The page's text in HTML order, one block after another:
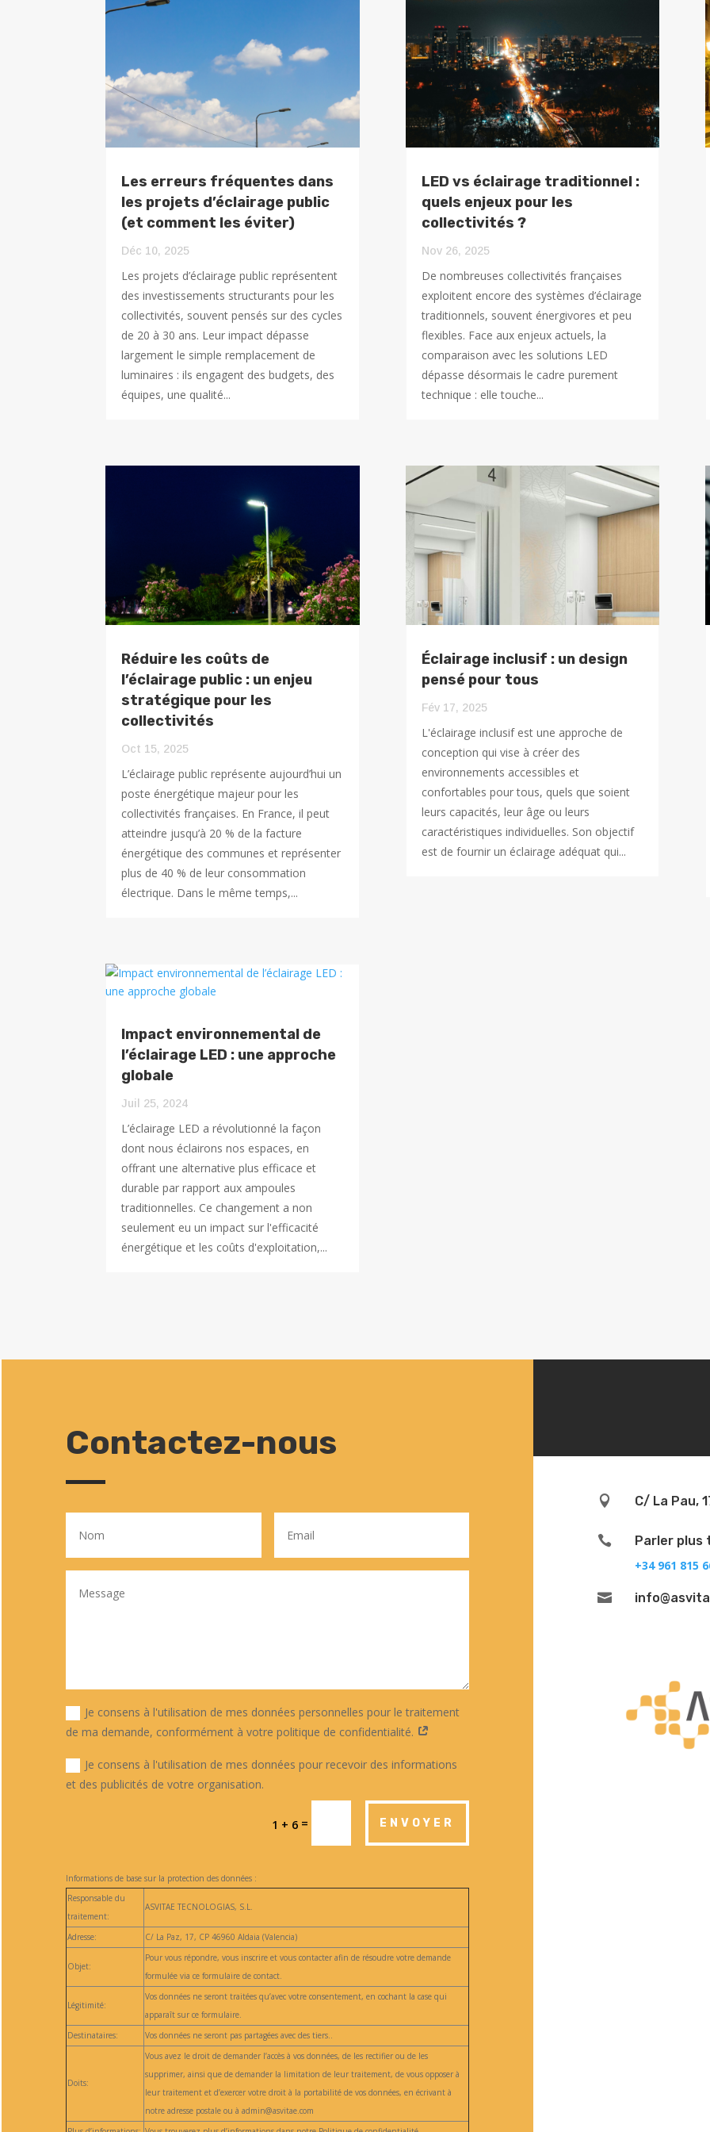
Les erreurs fréquentes dans
les projets d’éclairage public
(et comment les éviter)
Déc 10, 2025
Les projets d’éclairage public représentent
des investissements structurants pour les
collectivités, souvent pensés sur des cycles
de 20 à 30 ans. Leur impact dépasse
largement le simple remplacement de
luminaires : ils engagent des budgets, des
équipes, une qualité...
Réduire les coûts de
l’éclairage public : un enjeu
stratégique pour les
collectivités
Oct 15, 2025
L’éclairage public représente aujourd’hui un
poste énergétique majeur pour les
collectivités françaises. En France, il peut
atteindre jusqu’à 20 % de la facture
énergétique des communes et représenter
plus de 40 % de leur consommation
électrique. Dans le même temps,...
Impact environnemental de
l’éclairage LED : une approche
globale
Juil 25, 2024
L’éclairage LED a révolutionné la façon
dont nous éclairons nos espaces, en
offrant une alternative plus efficace et
durable par rapport aux ampoules
traditionnelles. Ce changement a non
seulement eu un impact sur l'efficacité
énergétique et les coûts d'exploitation,...
LED vs éclairage traditionnel :
quels enjeux pour les
collectivités ?
Nov 26, 2025
De nombreuses collectivités françaises
exploitent encore des systèmes d’éclairage
traditionnels, souvent énergivores et peu
flexibles. Face aux enjeux actuels, la
comparaison avec les solutions LED
dépasse désormais le cadre purement
technique : elle touche...
Éclairage inclusif : un design
pensé pour tous
Fév 17, 2025
L'éclairage inclusif est une approche de
conception qui vise à créer des
environnements accessibles et
confortables pour tous, quels que soient
leurs capacités, leur âge ou leurs
caractéristiques individuelles. Son objectif
est de fournir un éclairage adéquat qui...
Contactez-nous
Je consens à l'utilisation de mes données personnelles pour le traitement
de ma demande, conformément à votre politique de confidentialité.
Je consens à l'utilisation de mes données pour recevoir des informations
et des publicités de votre organisation.
1 + 6 = ENVOYER
Informations de base sur la protection des données :
Responsable du
traitement:
ASVITAE TECNOLOGIAS, S.L.
Adresse: C/ La Paz, 17, CP 46960 Aldaia (Valencia)
Objet:
Pour vous répondre, vous inscrire et vous contacter afin de résoudre votre demande
formulée via ce formulaire de contact.
Légitimité:
Vos données ne seront traitées qu’avec votre consentement, en cochant la case qui
apparaît sur ce formulaire.
Destinataires:
Vos données ne seront pas partagées avec des tiers..
Doits:
Vous avez le droit de demander l’accès à vos données, de les rectifier ou de les
supprimer, ainsi que de demander la limitation de leur traitement, de vous opposer à
leur traitement et d’exercer votre droit à la portabilité de vos données, en écrivant à
notre adresse postale ou à admin@asvitae.com
 C/ La Pau,

Parler plus
+34 961 815
